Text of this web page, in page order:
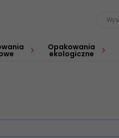
Opakowania
ekologiczne